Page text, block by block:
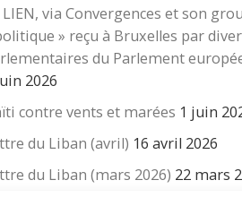
c’est un levier puissant
une éducation qui se
du vivant et(suite…)…
…
LIEN, via Convergences et son
» reçu à Bruxelles par
du Parlement
2026
contre vents et marées 1 juin
du Liban (avril) 16 avril 2026
du Liban (mars 2026) 22 mars